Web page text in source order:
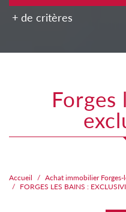
+ de critères
forges les bains :
Accueil Achat immobilier Forges-
FORGES LES BAINS :